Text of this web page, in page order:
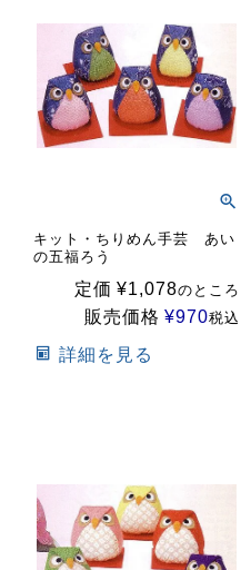
キット・ちりめん手芸 あい
の五福ろう
定価 ¥1,078のところ
販売価格 ¥970税込
詳細を見る